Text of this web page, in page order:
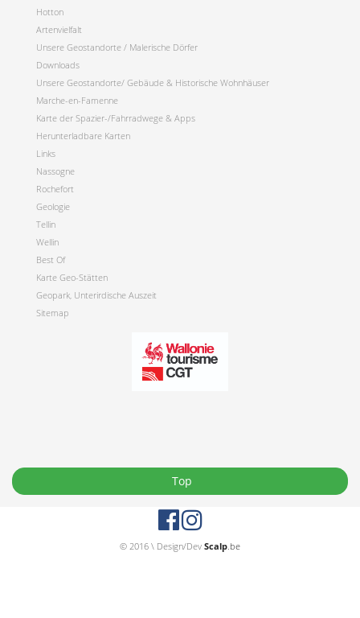
Hotton
Artenvielfalt
Unsere Geostandorte / Malerische Dörfer
Downloads
Unsere Geostandorte/ Gebäude & Historische Wohnhäuser
Marche-en-Famenne
Karte der Spazier-/Fahrradwege & Apps
Herunterladbare Karten
Links
Nassogne
Rochefort
Geologie
Tellin
Wellin
Best Of
Karte Geo-Stätten
Geopark, Unterirdische Auszeit
Sitemap
© 2016 \ Design/Dev Scalp.be
Top